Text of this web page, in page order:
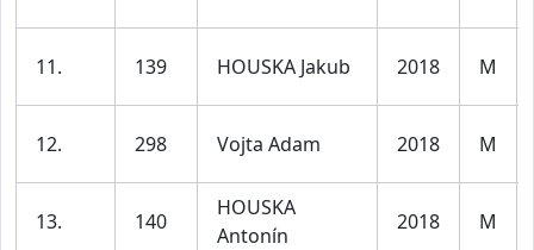
11. 139 HOUSKA Jakub 2018 M
12. 298 Vojta Adam 2018 M
13. 140
HOUSKA
Antonín
2018 M